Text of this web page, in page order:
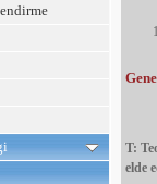
1
T:
elde